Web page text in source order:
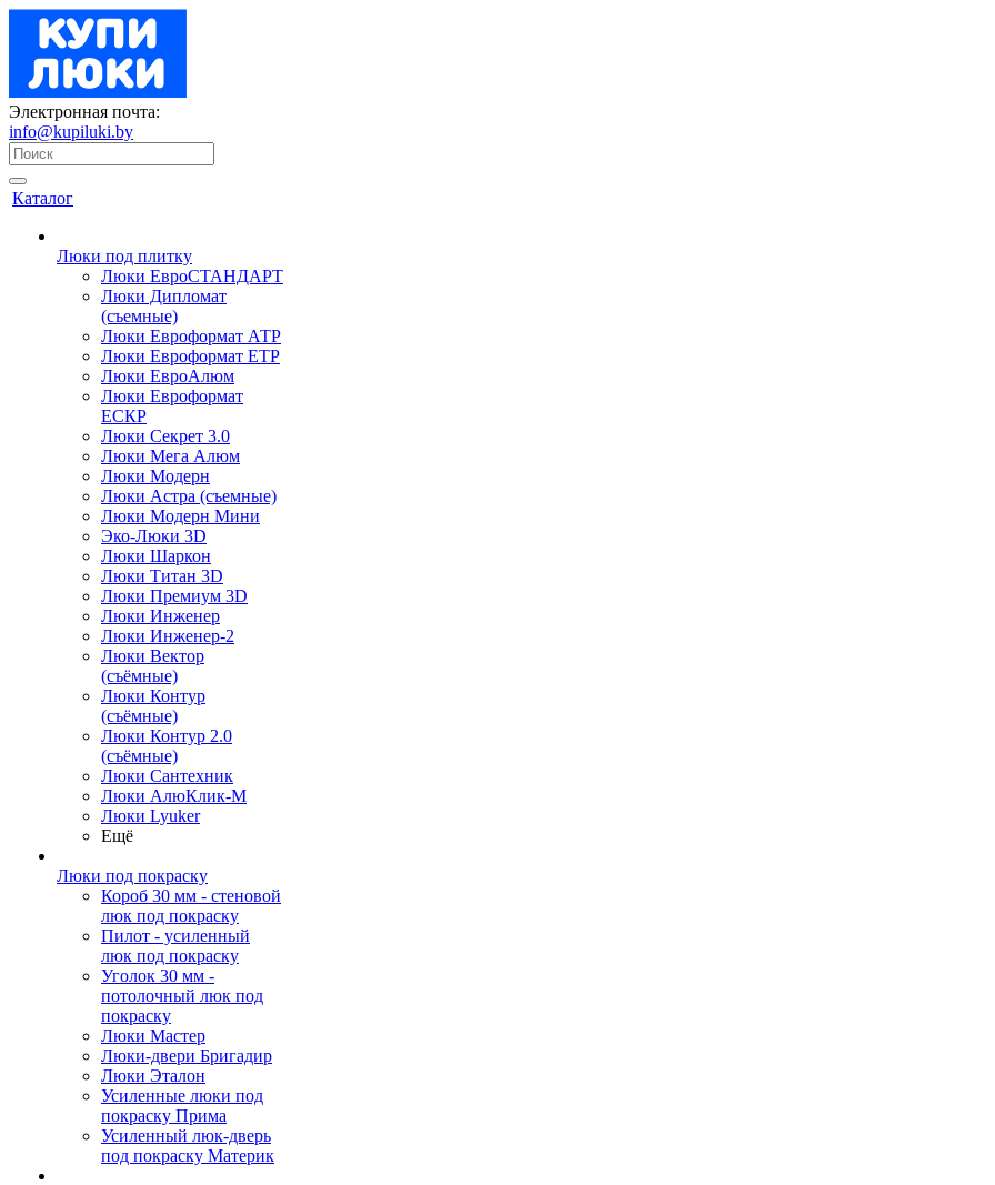
Электронная почта:
info@kupiluki.by
Каталог
Люки под плитку
Люки ЕвроСТАНДАРТ
Люки Дипломат
(съемные)
Люки Евроформат АТР
Люки Евроформат ЕТР
Люки ЕвроАлюм
Люки Евроформат
ЕСКР
Люки Секрет 3.0
Люки Мега Алюм
Люки Модерн
Люки Астра (съемные)
Люки Модерн Мини
Эко-Люки 3D
Люки Шаркон
Люки Титан 3D
Люки Премиум 3D
Люки Инженер
Люки Инженер-2
Люки Вектор
(съёмные)
Люки Контур
(съёмные)
Люки Контур 2.0
(съёмные)
Люки Сантехник
Люки АлюКлик-М
Люки Lyuker
Ещё
Люки под покраску
Короб 30 мм - стеновой
люк под покраску
Пилот - усиленный
люк под покраску
Уголок 30 мм -
потолочный люк под
покраску
Люки Мастер
Люки-двери Бригадир
Люки Эталон
Усиленные люки под
покраску Прима
Усиленный люк-дверь
под покраску Материк